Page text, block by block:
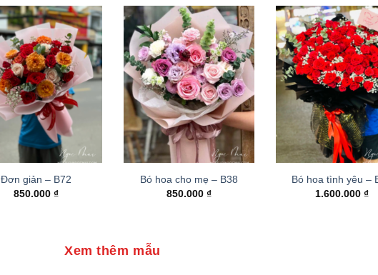
Đơn giản – B72
850.000₫
Bó hoa cho mẹ – B38
850.000 ₫
Bó hoa tình yêu –
1.600.000 ₫
Xem thêm mẫu